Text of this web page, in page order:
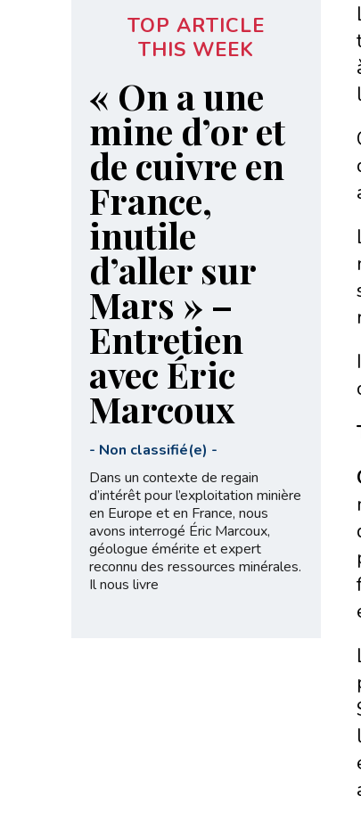
TOP ARTICLE
THIS WEEK
« On a une
mine d’or et
de cuivre en
France,
inutile
d’aller sur
Mars » –
Entretien
avec Éric
Marcoux
- Non classifié(e) -
Dans un contexte de regain
d’intérêt pour l’exploitation minière
en Europe et en France, nous
avons interrogé Éric Marcoux,
géologue émérite et expert
reconnu des ressources minérales.
Il nous livre